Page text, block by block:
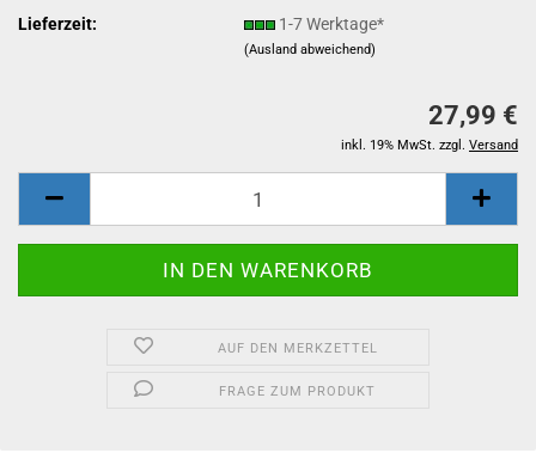
Lieferzeit:
1-7 Werktage*
(Ausland abweichend)
27,99 €
inkl. 19% MwSt. zzgl. Versand
AUF DEN MERKZETTEL
FRAGE ZUM PRODUKT